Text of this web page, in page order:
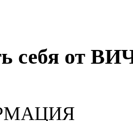
себя от